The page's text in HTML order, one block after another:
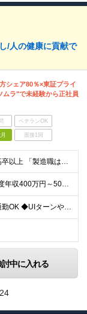
/人の健康に貢献で
シェア80％×東証プライ
ラ"で未経験から正社員
ベテランOK
面接1回
◆大型採用◆未経験歓迎◆高卒以上 「製造職は初めて…」という方でも大丈夫。 イチから丁寧にお教えしますのでご安心ください。 ＼こんなアナタにピッタリ／ ◎「人の健康に貢献したい」という想いがある
◆月収30万円以上可 ◆初年度年収400万円～500万円想定 月給21万7,080円～22万7,810円＋各種手当＋賞与年2回 ★「手当」や「賞与」が手厚いため、1年目未経験でも年収400万円以上
◆原則転勤なし◆マイカー通勤OK ◆UIターンや移住転職歓迎。Web面接実施中 ＜茨城工場＞ 茨城県稲敷郡阿見町吉原3586 ┗クリーンで働きやすいのが魅力です。 ★豊かな自然と便利な生活環境が調
討中に入れる